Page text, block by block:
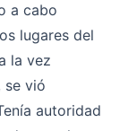
a cabo
lugares del
la vez
se vió
autoridad